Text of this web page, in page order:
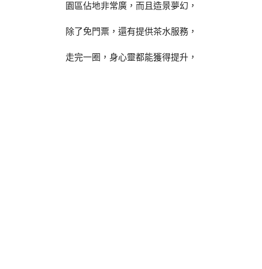
園區佔地非常廣，而且造景夢幻，
除了免門票，還有提供茶水服務，
走完一圈，身心靈都能獲得提升，